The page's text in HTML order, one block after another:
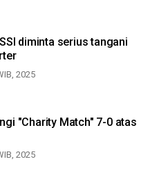
diminta serius tangani
2025
"Charity Match" 7-0 atas
2025